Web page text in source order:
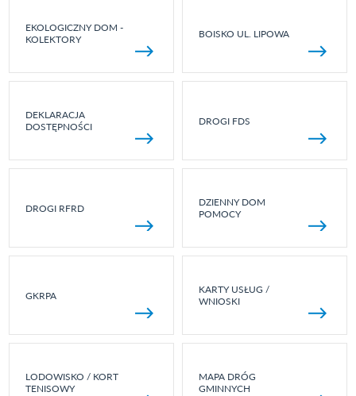
EKOLOGICZNY DOM -
KOLEKTORY
BOISKO UL. LIPOWA
DEKLARACJA
DOSTĘPNOŚCI
DROGI FDS
DROGI RFRD
DZIENNY DOM
POMOCY
GKRPA
KARTY USŁUG /
WNIOSKI
LODOWISKO / KORT
TENISOWY
MAPA DRÓG
GMINNYCH